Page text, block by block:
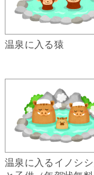
温泉に入る猿
温泉に入るイノシ